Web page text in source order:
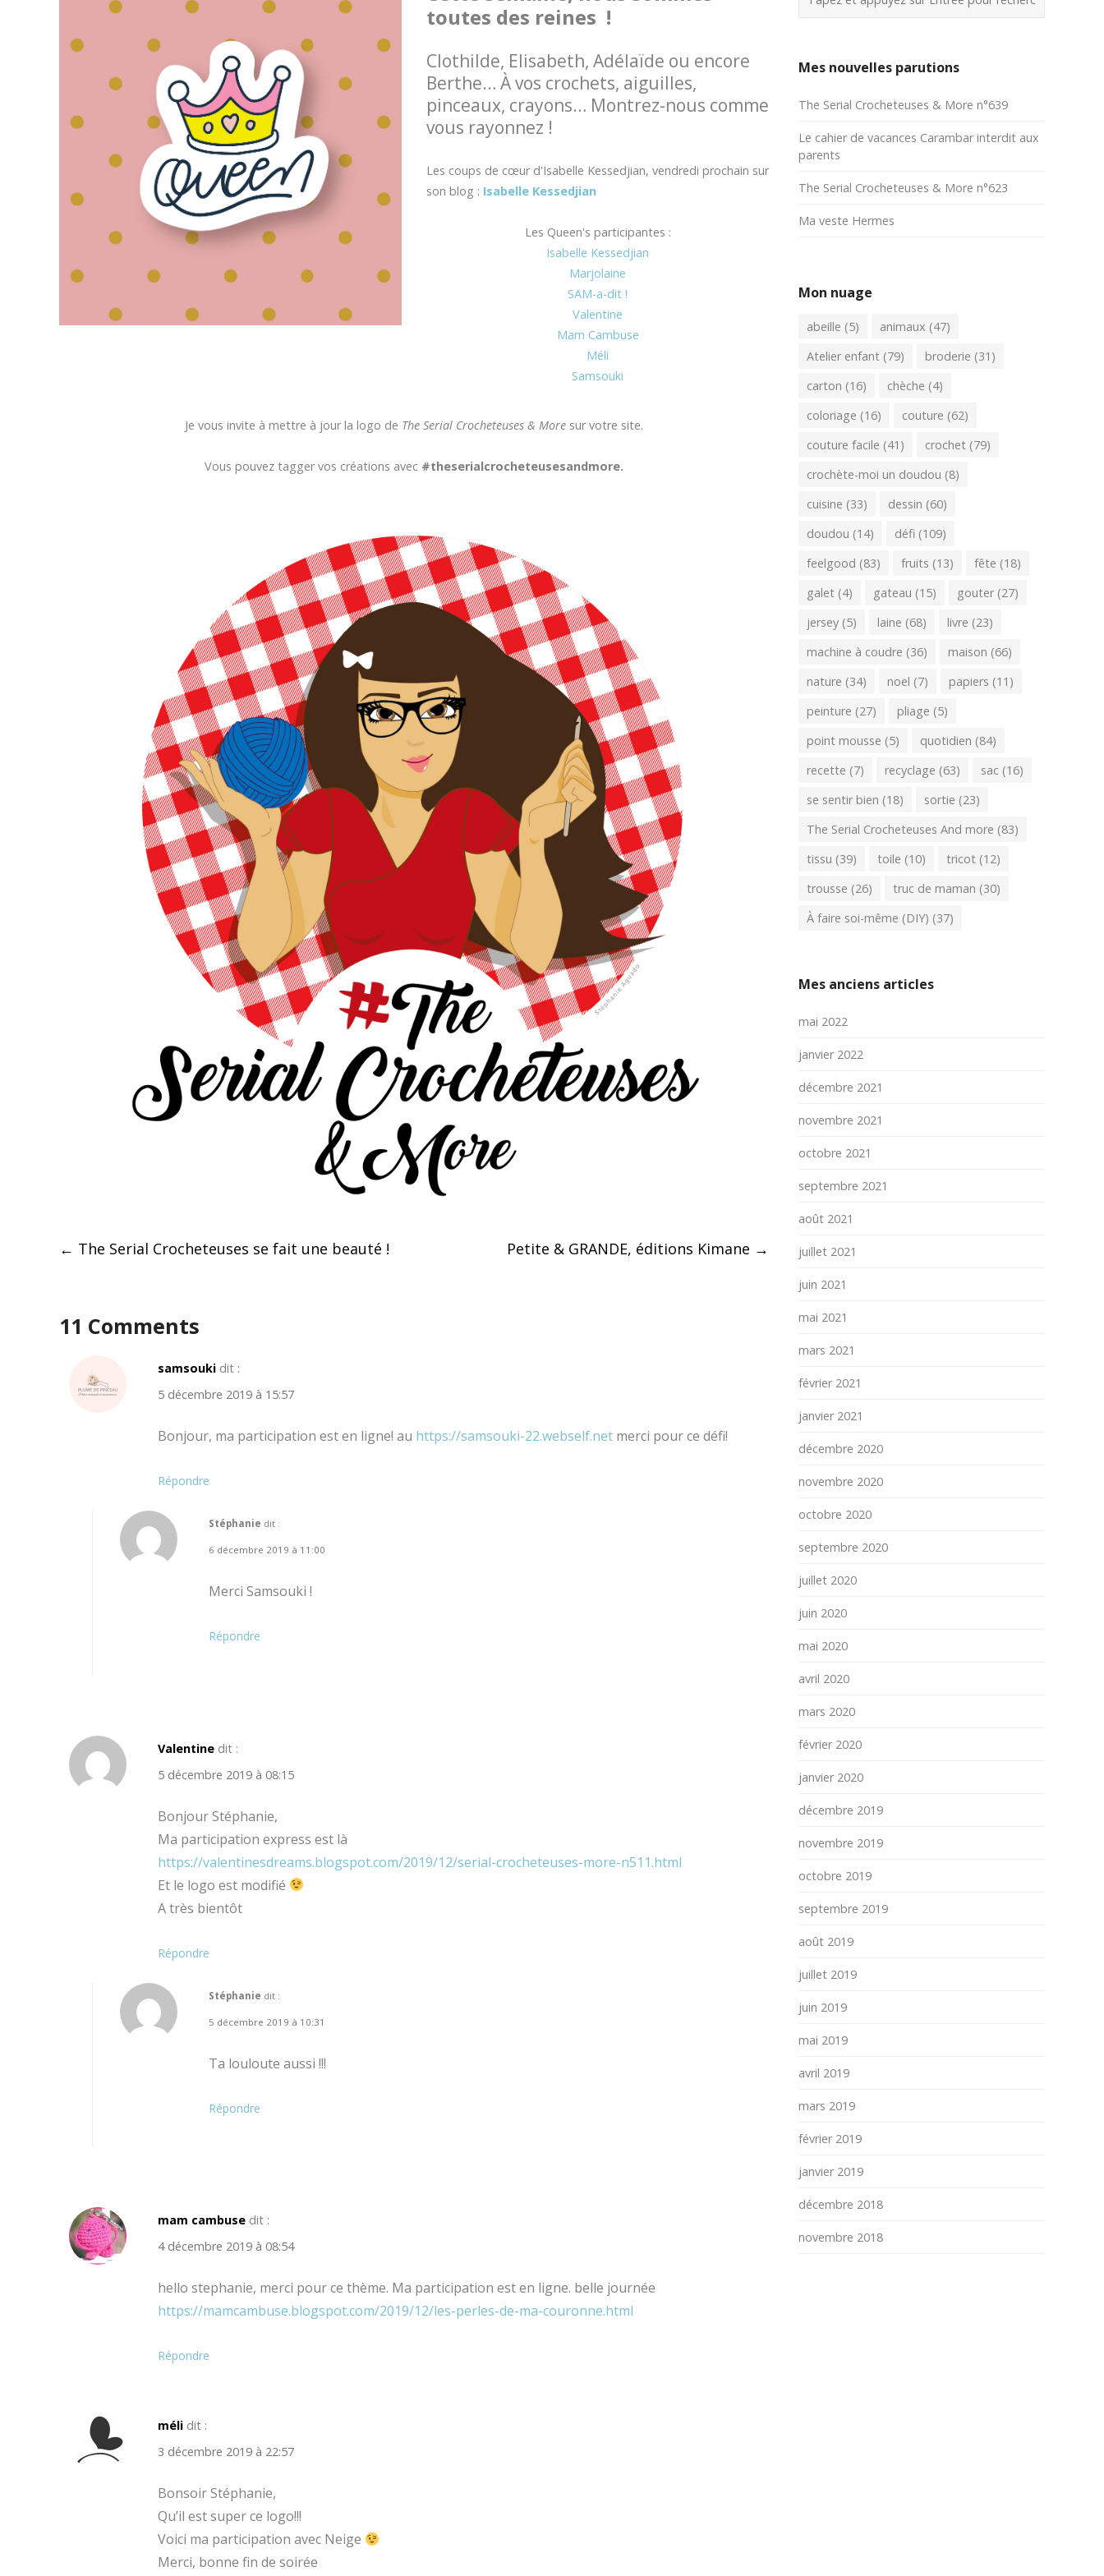
toutes des reines !
Clothilde, Elisabeth, Adélaïde ou encore
Berthe… À vos crochets, aiguilles,
pinceaux, crayons… Montrez-nous comme
vous rayonnez !
Les coups de cœur d'Isabelle Kessedjian, vendredi prochain sur
son blog : Isabelle Kessedjian
Les Queen's participantes :
Isabelle Kessedjian
Marjolaine
SAM-a-dit !
Valentine
Mam Cambuse
Méli
Samsouki
Je vous invite à mettre à jour la logo de The Serial Crocheteuses & More sur votre site.
Vous pouvez tagger vos créations avec #theserialcrocheteusesandmore.
Post
← The Serial Crocheteuses se fait une beauté ! Petite & GRANDE, éditions Kimane →
11 Comments
samsouki dit :
5 décembre 2019 à 15:57
Bonjour, ma participation est en ligne! au https://samsouki-22.webself.net merci pour ce défi!
Répondre
Stéphanie dit :
6 décembre 2019 à 11:00
Merci Samsouki !
Répondre
Valentine dit :
5 décembre 2019 à 08:15
Bonjour Stéphanie,
Ma participation express est là
https://valentinesdreams.blogspot.com/2019/12/serial-crocheteuses-more-n511.html
Et le logo est modifié
A très bientôt
Répondre
Stéphanie dit :
5 décembre 2019 à 10:31
Ta louloute aussi !!!
Répondre
mam cambuse dit :
4 décembre 2019 à 08:54
hello stephanie, merci pour ce thème. Ma participation est en ligne. belle journée
https://mamcambuse.blogspot.com/2019/12/les-perles-de-ma-couronne.html
Répondre
méli dit :
3 décembre 2019 à 22:57
Bonsoir Stéphanie,
Qu’il est super ce logo!!!
Voici ma participation avec Neige
Merci, bonne fin de soirée
Mes nouvelles parutions
The Serial Crocheteuses & More n°639
Le cahier de vacances Carambar interdit aux
parents
The Serial Crocheteuses & More n°623
Ma veste Hermes
Mon nuage
abeille (5) animaux (47)
Atelier enfant (79) broderie (31)
carton (16) chèche (4)
coloriage (16) couture (62)
couture facile (41) crochet (79)
crochète-moi un doudou (8)
cuisine (33) dessin (60)
doudou (14) défi (109)
feelgood (83) fruits (13) fête (18)
galet (4) gateau (15) gouter (27)
jersey (5) laine (68) livre (23)
machine à coudre (36) maison (66)
nature (34) noel (7) papiers (11)
peinture (27) pliage (5)
point mousse (5) quotidien (84)
recette (7) recyclage (63) sac (16)
se sentir bien (18) sortie (23)
The Serial Crocheteuses And more (83)
tissu (39) toile (10) tricot (12)
trousse (26) truc de maman (30)
À faire soi-même (DIY) (37)
Mes anciens articles
mai 2022
janvier 2022
décembre 2021
novembre 2021
octobre 2021
septembre 2021
août 2021
juillet 2021
juin 2021
mai 2021
mars 2021
février 2021
janvier 2021
décembre 2020
novembre 2020
octobre 2020
septembre 2020
juillet 2020
juin 2020
mai 2020
avril 2020
mars 2020
février 2020
janvier 2020
décembre 2019
novembre 2019
octobre 2019
septembre 2019
août 2019
juillet 2019
juin 2019
mai 2019
avril 2019
mars 2019
février 2019
janvier 2019
décembre 2018
novembre 2018